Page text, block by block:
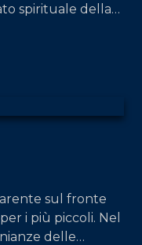
spirituale della
a causa
Alario. Aperta
uova di cioccolato
Nico
sul fronte
i più piccoli. Nel
delle